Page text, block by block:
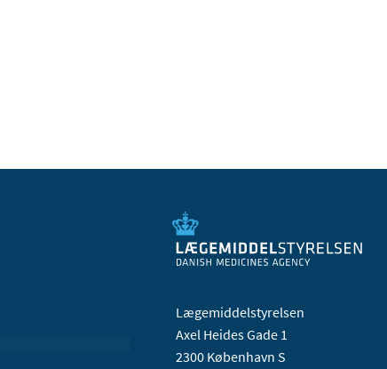
Lægemiddelstyrelsen
Axel Heides Gade 1
2300 København S